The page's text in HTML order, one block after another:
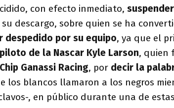
con efecto inmediato,
su descargo, sobre quien se ha
despedido por su equipo, ya que el
de la Nascar Kyle Larson, quien
Ganassi Racing, por decir la
los blancos llamaron a los negros
, en público durante una de